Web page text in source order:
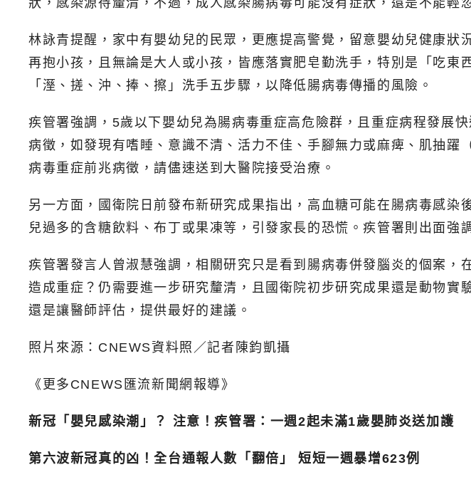
林詠青提醒，家中有嬰幼兒的民眾，更應提高警覺，留意嬰幼兒健康
再抱小孩，且無論是大人或小孩，皆應落實肥皂勤洗手，特別是「吃
「溼、搓、沖、捧、擦」洗手五步驟，以降低腸病毒傳播的風險。
疾管署強調，5歲以下嬰幼兒為腸病毒重症高危險群，且重症病程發展
病徵，如發現有嗜睡、意識不清、活力不佳、手腳無力或麻痺、肌抽
病毒重症前兆病徵，請儘速送到大醫院接受治療。
另一方面，國衛院日前發布新研究成果指出，高血糖可能在腸病毒感
兒過多的含糖飲料、布丁或果凍等，引發家長的恐慌。疾管署則出面強
疾管署發言人曾淑慧強調，相關研究只是看到腸病毒併發腦炎的個案
造成重症？仍需要進一步研究釐清，且國衛院初步研究成果還是動物
還是讓醫師評估，提供最好的建議。
照片來源：CNEWS資料照／記者陳鈞凱攝
《更多CNEWS匯流新聞網報導》
新冠「嬰兒感染潮」？ 注意！疾管署：一週2起未滿1歲嬰肺炎送加護
第六波新冠真的凶！全台通報人數「翻倍」 短短一週暴增623例